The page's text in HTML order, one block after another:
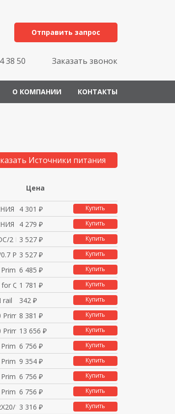
Отправить запрос
38 50 Заказать звонок
О КОМПАНИИ КОНТАКТЫ
Источники питания
Цена
4 301 ₽ Купить
4 279 ₽ Купить
2 Pr3 527 ₽ Купить
Pri3 527 ₽ Купить
6 485 ₽ Купить
QUI1 781 ₽ Купить
rail 342 ₽ Купить
Primary-8 381 ₽ Купить
Primary-13 656 ₽ Купить
6 756 ₽ Купить
9 354 ₽ Купить
6 756 ₽ Купить
6 756 ₽ Купить
1X40
3 316 ₽ Купить